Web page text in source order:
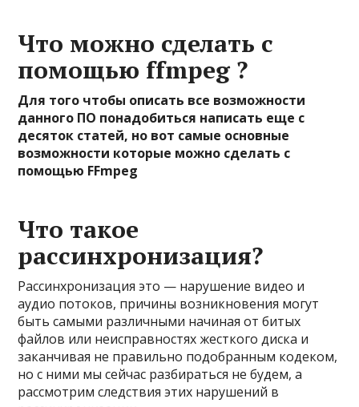
Что можно сделать с
помощью ffmpeg ?
Для того чтобы описать все возможности
данного ПО понадобиться написать еще с
десяток статей, но вот самые основные
возможности которые можно сделать с
помощью FFmpeg
Что такое
рассинхронизация?
Рассинхронизация это — нарушение видео и
аудио потоков, причины возникновения могут
быть самыми различными начиная от битых
файлов или неисправностях жесткого диска и
заканчивая не правильно подобранным кодеком,
но с ними мы сейчас разбираться не будем, а
рассмотрим следствия этих нарушений в